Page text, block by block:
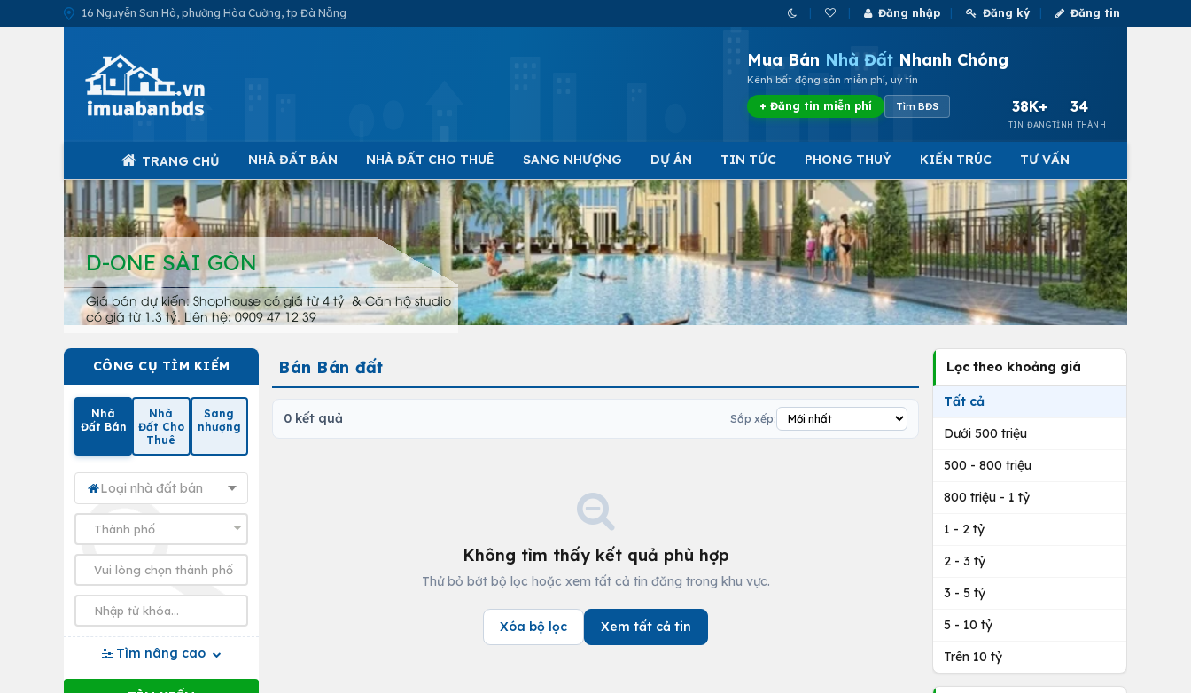
16 Nguyễn Sơn Hà, phường Hòa Cường, tp Đà Nẵng Đăng nhập Đăng ký Đăng tin
Mua Bán Nhà Đất Nhanh Chóng
Kênh bất động sản miễn phí, uy tín
+ Đăng tin miễn phí Tìm BĐS 38K+
TIN ĐĂNG
34
TỈNH THÀNH
TRANG CHỦ NHÀ ĐẤT BÁN NHÀ ĐẤT CHO THUÊ SANG NHƯỢNG DỰ ÁN TIN TỨC PHONG THUỶ KIẾN TRÚC TƯ VẤN
D-ONE SÀI GÒN
Giá bán dự kiến: Shophouse có giá từ 4 tỷ & Căn hộ studio
có giá từ 1.3 tỷ. Liên hệ: 0909 47 12 39
CÔNG CỤ TÌM KIẾM
Nhà
Đất Bán
Nhà
Đất Cho
Thuê
Sang
nhượng
Loại nhà đất bán
Tìm nâng cao
Bán Bán đất
0 kết quả Sắp xếp:
Không tìm thấy kết quả phù hợp
Thử bỏ bớt bộ lọc hoặc xem tất cả tin đăng trong khu vực.
Xóa bộ lọc Xem tất cả tin
Lọc theo khoảng giá
Tất cả
Dưới 500 triệu
500 - 800 triệu
800 triệu - 1 tỷ
1 - 2 tỷ
2 - 3 tỷ
3 - 5 tỷ
5 - 10 tỷ
Trên 10 tỷ